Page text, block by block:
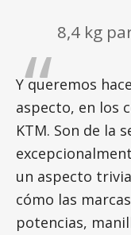
8,4 kg
Y queremos
aspecto, en los
KTM. Son de la
un aspecto
cómo las
potencias,